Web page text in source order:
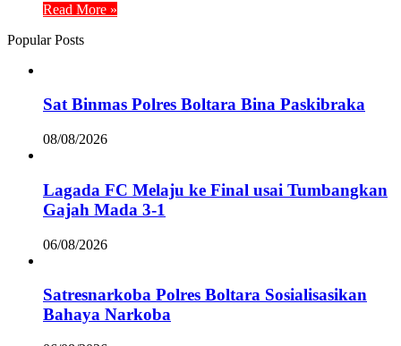
Read More »
Popular Posts
Sat Binmas Polres Boltara Bina Paskibraka
08/08/2026
Lagada FC Melaju ke Final usai Tumbangkan
Gajah Mada 3-1
06/08/2026
Satresnarkoba Polres Boltara Sosialisasikan
Bahaya Narkoba